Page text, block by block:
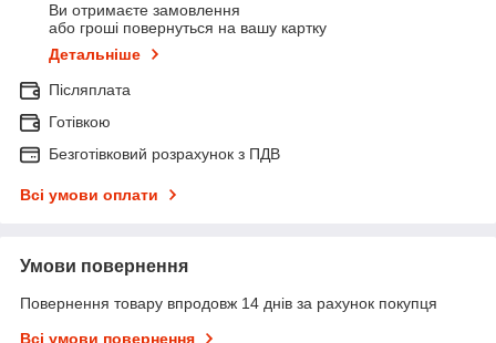
Ви отримаєте замовлення
або гроші повернуться на вашу картку
Детальніше
Післяплата
Готівкою
Безготівковий розрахунок з ПДВ
Всі умови оплати
Умови повернення
Повернення товару впродовж 14 днів за рахунок покупця
Всі умови повернення